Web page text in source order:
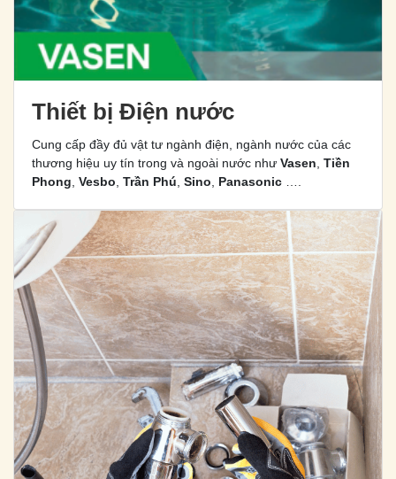
Thiết bị Điện nước
Cung cấp đầy đủ vật tư ngành điện, ngành nước của các
thương hiệu uy tín trong và ngoài nước như Vasen Tiền
Phong Vesbo Trần Phú Sino Panasonic